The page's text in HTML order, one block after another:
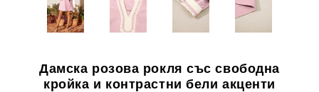
Дамска розова рокля със свободна
кройка и контрастни бели акценти